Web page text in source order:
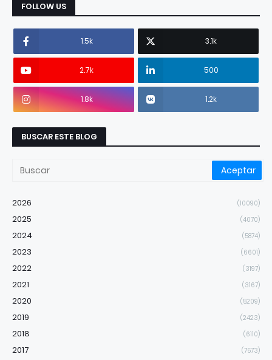
FOLLOW US
1.5k 3.1k
2.7k 500
1.8k 1.2k
BUSCAR ESTE BLOG
2026 (10090)
2025 (4070)
2024 (5874)
2023 (6601)
2022 (3197)
2021 (3167)
2020 (5209)
2019 (2423)
2018 (6110)
2017 (7573)